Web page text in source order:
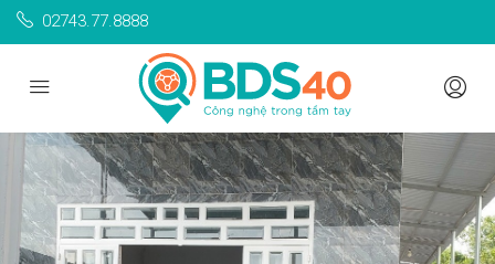
02743.77.8888